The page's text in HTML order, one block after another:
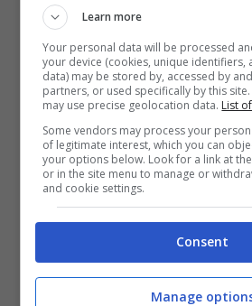
Learn more
Your personal data will be processed
your device (cookies, unique identifiers,
data) may be stored by, accessed by
partners, or used specifically by this
may use precise geolocation data. List
Some vendors may process your
of legitimate interest, which you can
your options below. Look for a link at
or in the site menu to manage or
and cookie settings.
Consent
Manage